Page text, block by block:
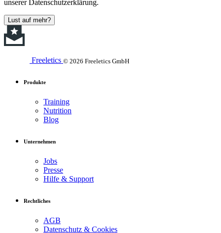
unserer Datenschutzerklärung.
Lust auf mehr?
Freeletics © 2026 Freeletics GmbH
Produkte
Training
Nutrition
Blog
Unternehmen
Jobs
Presse
Hilfe & Support
Rechtliches
AGB
Datenschutz & Cookies